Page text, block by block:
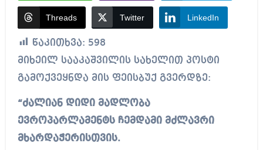
Threads Twitter LinkedIn
წაკითხვა: 598
მიხეილ სააკაშვილის სახელით პოსტი
გამოქვეყნდა მის ფეისბუქ გვერდზე:
“ძალიან დიდი მადლობა
ევროპარლამენტს ჩემდამი მძლავრი
მხარდაჭერისთვის.